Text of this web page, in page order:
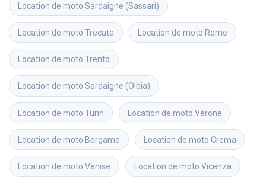
Location de moto Sardaigne (Sassari)
Location de moto Trecate Location de moto Rome
Location de moto Trento
Location de moto Sardaigne (Olbia)
Location de moto Turin Location de moto Vérone
Location de moto Bergame Location de moto Crema
Location de moto Venise Location de moto Vicenza